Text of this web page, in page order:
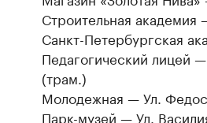
Строительная
Санкт-Петербургская
Педагогический лицей
(трам.)
Молодежная — Ул.
Парк-музей — Ул.